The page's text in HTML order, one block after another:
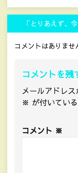
「とりあえず、
コメントはありませ
コメントを残
メールアドレス
※ が付いてい
コメント ※